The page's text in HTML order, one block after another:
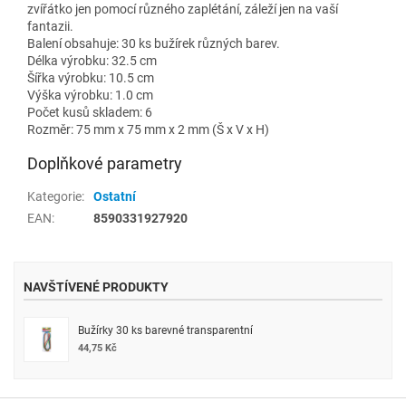
zvířátko jen pomocí různého zaplétání, záleží jen na vaší
fantazii.
Balení obsahuje: 30 ks bužírek různých barev.
Délka výrobku: 32.5 cm
Šířka výrobku: 10.5 cm
Výška výrobku: 1.0 cm
Počet kusů skladem: 6
Rozměr: 75 mm x 75 mm x 2 mm (Š x V x H)
Doplňkové parametry
Kategorie:
Ostatní
EAN: 8590331927920
NAVŠTÍVENÉ PRODUKTY
Bužírky 30 ks barevné transparentní
44,75 Kč